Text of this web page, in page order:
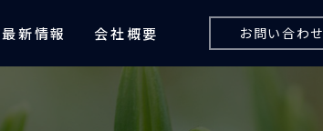
最新情報 会社概要 お問い合わせ